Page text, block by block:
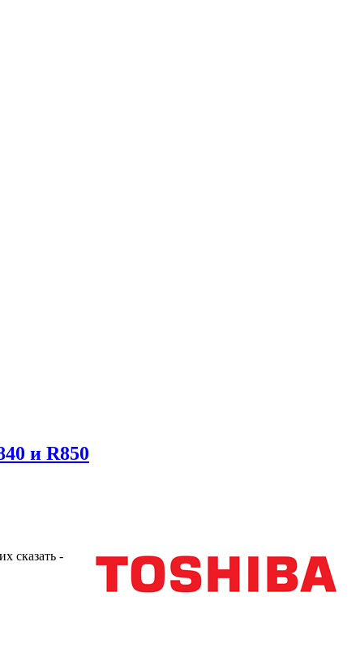
и R850
сказать -